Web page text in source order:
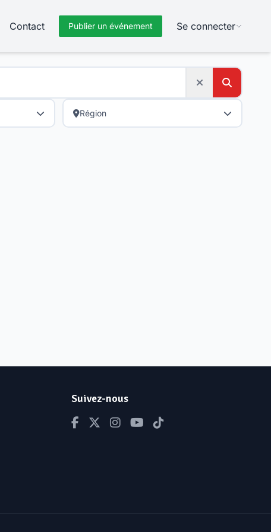
Contact Publier un événement Se connecter
Région
Suivez-nous